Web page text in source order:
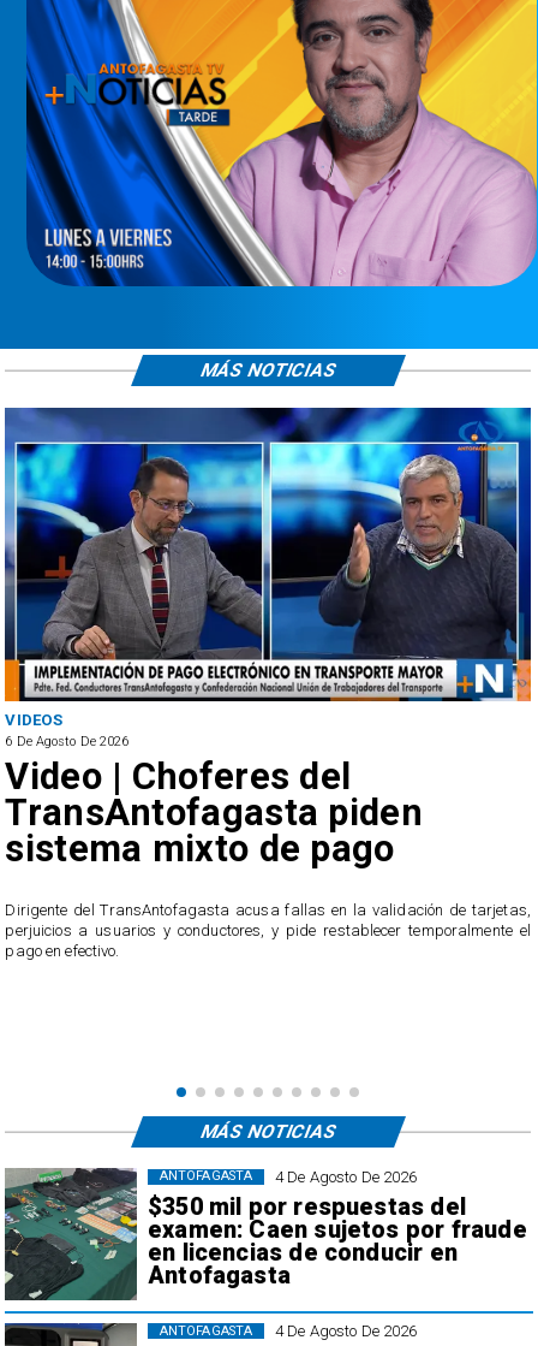
de tarjetas,
temporalmente el
SERNAC oficia a
reclamos por cobros
irregulares en el
MÁS NOTICIAS
4 De Agosto De 2026
$350 mil por respuestas del
examen: Caen sujetos por fraude
en licencias de conducir en
Antofagasta
ANTOFAGASTA
4 De Agosto De 2026
ANTOFAGASTA
MÁS NOTICIAS